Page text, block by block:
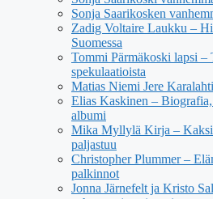
Sonja Saarikosken
Zadig Voltaire Laukku –
Suomessa
Tommi Pärmäkoski lapsi –
spekulaatioista
Matias Niemi Jere
Elias Kaskinen –
albumi
Mika Myllylä Kirja – Kaksi
paljastuu
Christopher Plummer –
palkinnot
Jonna Järnefelt ja Kristo